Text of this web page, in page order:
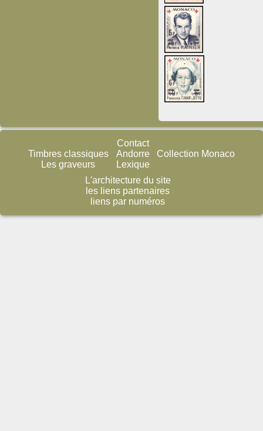
Timbres classiques
Les graveurs
Contact
Andorre
Lexique
Collection Monaco
L'architecture du site
les liens partenaires
liens par numéros